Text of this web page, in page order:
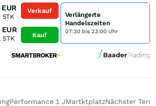
EUR
STK
EUR
STK
Verkauf
Kauf
Verlängerte
Handelszeiten
07:30 bis 23:00 Uhr
Performance 1 JMartktplatzNächster